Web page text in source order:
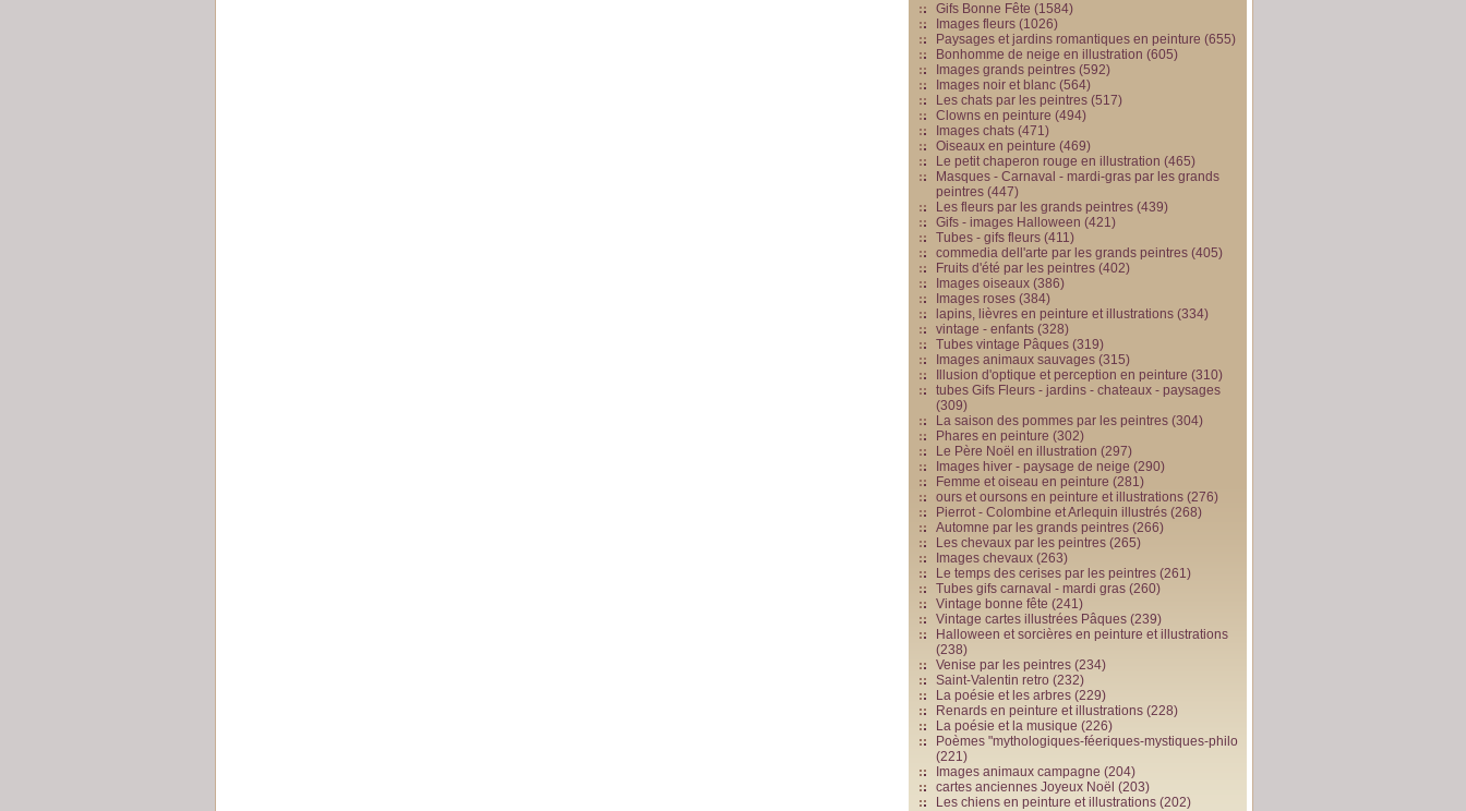
Gifs Bonne Fête (1584)
Images fleurs (1026)
Paysages et jardins romantiques en peinture (655)
Bonhomme de neige en illustration (605)
Images grands peintres (592)
Images noir et blanc (564)
Les chats par les peintres (517)
Clowns en peinture (494)
Images chats (471)
Oiseaux en peinture (469)
Le petit chaperon rouge en illustration (465)
Masques - Carnaval - mardi-gras par les grands
peintres (447)
Les fleurs par les grands peintres (439)
Gifs - images Halloween (421)
Tubes - gifs fleurs (411)
commedia dell'arte par les grands peintres (405)
Fruits d'été par les peintres (402)
Images oiseaux (386)
Images roses (384)
lapins, lièvres en peinture et illustrations (334)
vintage - enfants (328)
Tubes vintage Pâques (319)
Images animaux sauvages (315)
Illusion d'optique et perception en peinture (310)
tubes Gifs Fleurs - jardins - chateaux - paysages
(309)
La saison des pommes par les peintres (304)
Phares en peinture (302)
Le Père Noël en illustration (297)
Images hiver - paysage de neige (290)
Femme et oiseau en peinture (281)
ours et oursons en peinture et illustrations (276)
Pierrot - Colombine et Arlequin illustrés (268)
Automne par les grands peintres (266)
Les chevaux par les peintres (265)
Images chevaux (263)
Le temps des cerises par les peintres (261)
Tubes gifs carnaval - mardi gras (260)
Vintage bonne fête (241)
Vintage cartes illustrées Pâques (239)
Halloween et sorcières en peinture et illustrations
(238)
Venise par les peintres (234)
Saint-Valentin retro (232)
La poésie et les arbres (229)
Renards en peinture et illustrations (228)
La poésie et la musique (226)
Poèmes "mythologiques-féeriques-mystiques-philo
(221)
Images animaux campagne (204)
cartes anciennes Joyeux Noël (203)
Les chiens en peinture et illustrations (202)